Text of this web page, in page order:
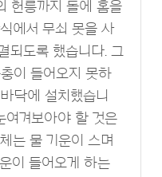
헌릉까지 돌에 홈을
에서 무쇠 못을 사
되도록 했습니다. 그
이 들어오지 못하
닥에 설치했습니
여겨보아야 할 것은
는 물 기운이 스며
이 들어오게 하는